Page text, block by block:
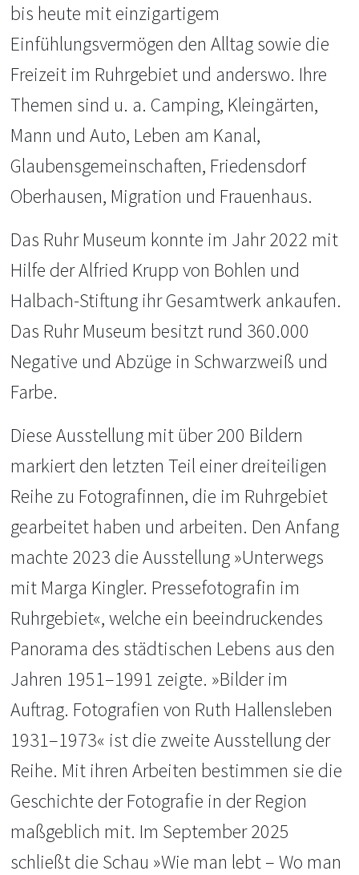
bis heute mit einzigartigem
Einfühlungsvermögen den Alltag sowie die
Freizeit im Ruhrgebiet und anderswo. Ihre
Themen sind u. a. Camping, Kleingärten,
Mann und Auto, Leben am Kanal,
Glaubensgemeinschaften, Friedensdorf
Oberhausen, Migration und Frauenhaus.
Das Ruhr Museum konnte im Jahr 2022 mit
Hilfe der Alfried Krupp von Bohlen und
Halbach-Stiftung ihr Gesamtwerk ankaufen.
Das Ruhr Museum besitzt rund 360.000
Negative und Abzüge in Schwarzweiß und
Farbe.
Diese Ausstellung mit über 200 Bildern
markiert den letzten Teil einer dreiteiligen
Reihe zu Fotografinnen, die im Ruhrgebiet
gearbeitet haben und arbeiten. Den Anfang
machte 2023 die Ausstellung »Unterwegs
mit Marga Kingler. Pressefotografin im
Ruhrgebiet«, welche ein beeindruckendes
Panorama des städtischen Lebens aus den
Jahren 1951–1991 zeigte. »Bilder im
Auftrag. Fotografien von Ruth Hallensleben
1931–1973« ist die zweite Ausstellung der
Reihe. Mit ihren Arbeiten bestimmen sie die
Geschichte der Fotografie in der Region
maßgeblich mit. Im September 2025
schließt die Schau »Wie man lebt – Wo man